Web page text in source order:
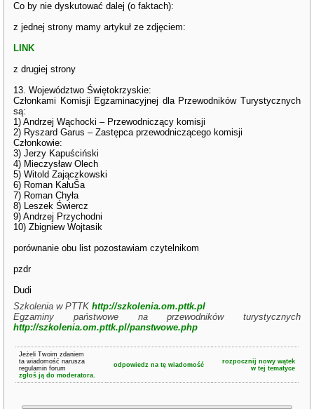
Co by nie dyskutować dalej (o faktach):
z jednej strony mamy artykuł ze zdjęciem:
LINK
z drugiej strony
13. Województwo Świętokrzyskie:
Członkami Komisji Egzaminacyjnej dla Przewodników Turystycznych
są:
1) Andrzej Wąchocki – Przewodniczący komisji
2) Ryszard Garus – Zastępca przewodniczącego komisji
Członkowie:
3) Jerzy Kapuściński
4) Mieczysław Olech
5) Witold Zajączkowski
6) Roman KałuŜa
7) Roman Chyła
8) Leszek Świercz
9) Andrzej Przychodni
10) Zbigniew Wojtasik
porównanie obu list pozostawiam czytelnikom
pzdr
Dudi
Szkolenia w PTTKhttp://szkolenia.om.pttk.pl
Egzaminy państwowe na przewodników turystycznych
http://szkolenia.om.pttk.pl/panstwowe.php
Jeżeli Twoim zdaniem
ta wiadomość narusza
regulamin forum
zgłoś ją do moderatora.
odpowiedz na tę wiadomość
rozpocznij nowy wątek
w tej tematyce